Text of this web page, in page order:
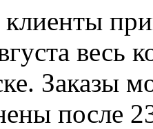
весь
Заказы
после